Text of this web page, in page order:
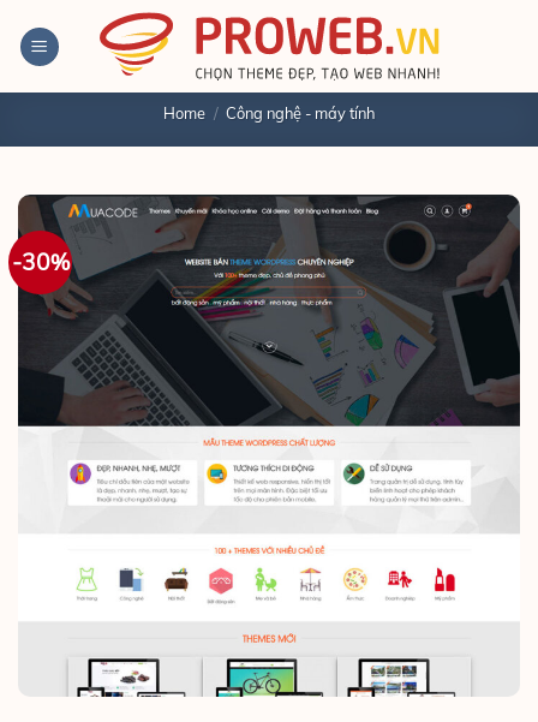
qua
Home / Công nghệ - máy tính
-30%